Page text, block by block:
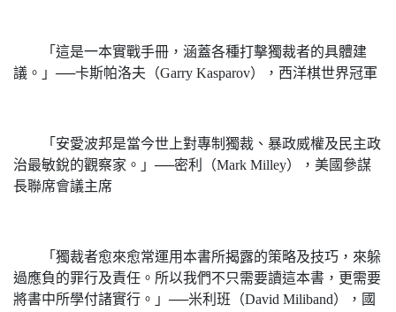
「這是一本實戰手冊，涵蓋各種打擊獨裁者的具體建
議。」──卡斯帕洛夫（Garry Kasparov），西洋棋世界冠軍
「安愛波邦是當今世上對專制獨裁、暴政威權及民主政
治最敏銳的觀察家。」──密利（Mark Milley），美國參謀
長聯席會議主席
「獨裁者愈來愈常運用本書所揭露的策略及技巧，來躲
過應負的罪行及責任。所以我們不只需要讀這本書，更需要
將書中所學付諸實行。」──米利班（David Miliband），國